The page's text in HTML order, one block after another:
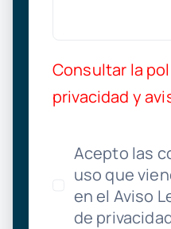
Consultar la
privacidad y
Acepto las
uso que
en el Aviso
de